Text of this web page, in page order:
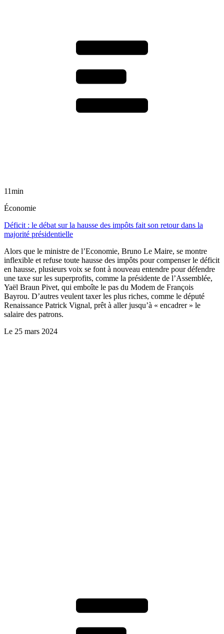
11min
Économie
Déficit : le débat sur la hausse des impôts fait son retour dans la
majorité présidentielle
Alors que le ministre de l’Economie, Bruno Le Maire, se montre
inflexible et refuse toute hausse des impôts pour compenser le déficit
en hausse, plusieurs voix se font à nouveau entendre pour défendre
une taxe sur les superprofits, comme la présidente de l’Assemblée,
Yaël Braun Pivet, qui emboîte le pas du Modem de François
Bayrou. D’autres veulent taxer les plus riches, comme le député
Renaissance Patrick Vignal, prêt à aller jusqu’à « encadrer » le
salaire des patrons.
Le 25 mars 2024